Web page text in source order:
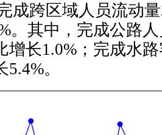
成跨区域人员流动
。其中，完成公路
增长1.0%；完成水
。